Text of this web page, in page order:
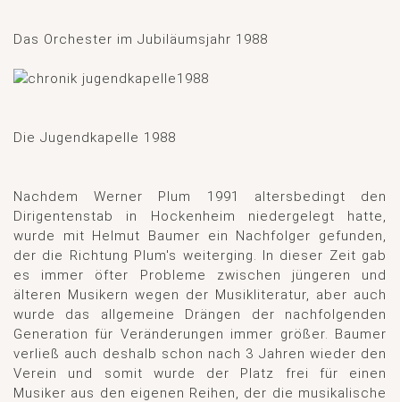
Das Orchester im Jubiläumsjahr 1988
Die Jugendkapelle 1988
Nachdem Werner Plum 1991 altersbedingt den
Dirigentenstab in Hockenheim niedergelegt hatte,
wurde mit Helmut Baumer ein Nachfolger gefunden,
der die Richtung Plum's weiterging. In dieser Zeit gab
es immer öfter Probleme zwischen jüngeren und
älteren Musikern wegen der Musikliteratur, aber auch
wurde das allgemeine Drängen der nachfolgenden
Generation für Veränderungen immer größer. Baumer
verließ auch deshalb schon nach 3 Jahren wieder den
Verein und somit wurde der Platz frei für einen
Musiker aus den eigenen Reihen, der die musikalische